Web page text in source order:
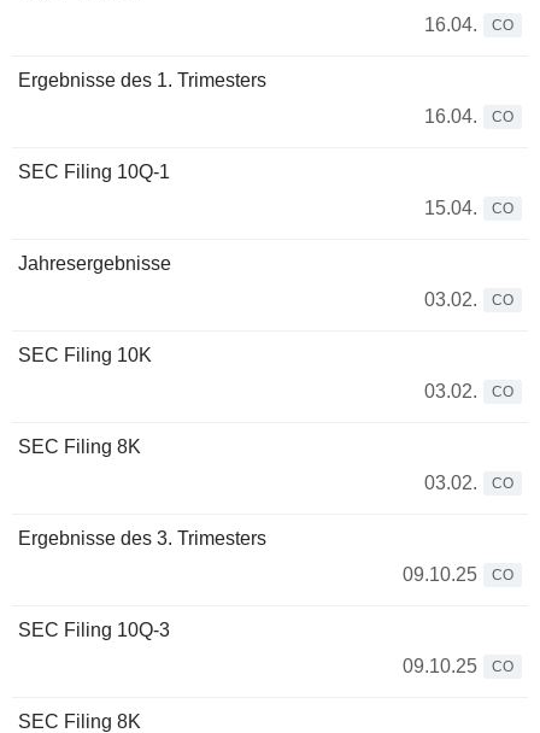
16.04.
CO
Ergebnisse des 1. Trimesters
16.04.
CO
SEC Filing 10Q-1
15.04.
CO
Jahresergebnisse
03.02.
CO
SEC Filing 10K
03.02.
CO
SEC Filing 8K
03.02.
CO
Ergebnisse des 3. Trimesters
09.10.25
CO
SEC Filing 10Q-3
09.10.25
CO
SEC Filing 8K